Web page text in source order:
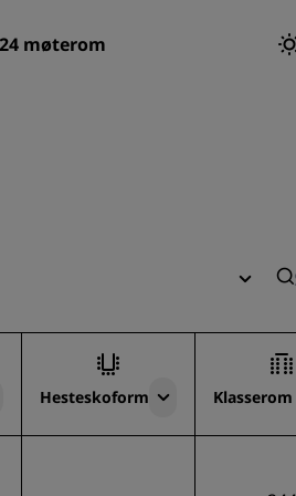
møterom
Hesteskoform Klasserom